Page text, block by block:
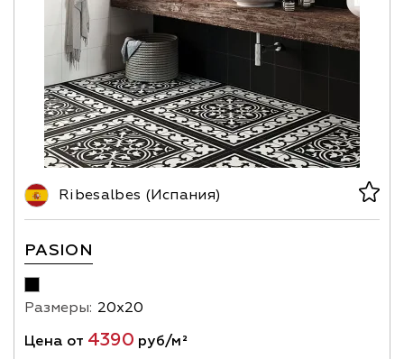
Ribesalbes (Испания)
PASION
Размеры: 20х20
Цена от 4390 руб/м²